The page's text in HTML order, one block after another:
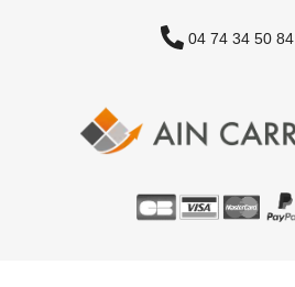
04 74 34 50 84